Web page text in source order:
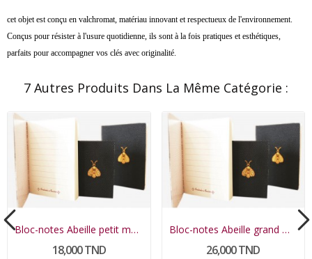
cet objet est conçu en valchromat, matériau innovant et respectueux de l'environnement.
Conçus pour résister à l'usure quotidienne, ils sont à la fois pratiques et esthétiques,
parfaits pour accompagner vos clés avec originalité.
7 Autres Produits Dans La Même Catégorie :
Bloc-notes Abeille petit modèle
18,000 TND
Bloc-notes Abeille grand modèle
26,000 TND